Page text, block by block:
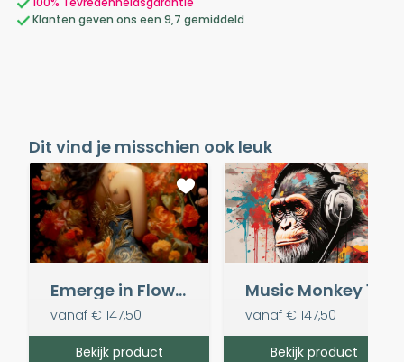
Klanten geven ons een 9,7 gemiddeld
Dit vind je misschien ook leuk
Emerge in Flowers
vanaf € 147,50
Bekijk product
Music Monkey 1
vanaf € 147,50
Bekijk product